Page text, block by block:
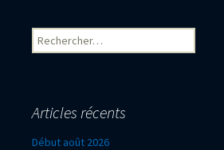
Rechercher :
Articles récents
Début août 2026